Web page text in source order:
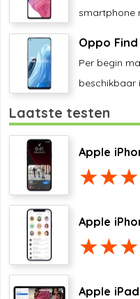
smartphone
Oppo
Per begin
beschikbaar
Laatste testen
Apple
Apple
Apple